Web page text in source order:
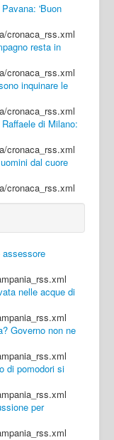
'Buon
cronaca_rss.xml
resta in
cronaca_rss.xml
inquinare le
cronaca_rss.xml
di Milano:
cronaca_rss.xml
dal cuore
cronaca_rss.xml
assessore
nelle acque di
Governo non ne
di pomodori si
per